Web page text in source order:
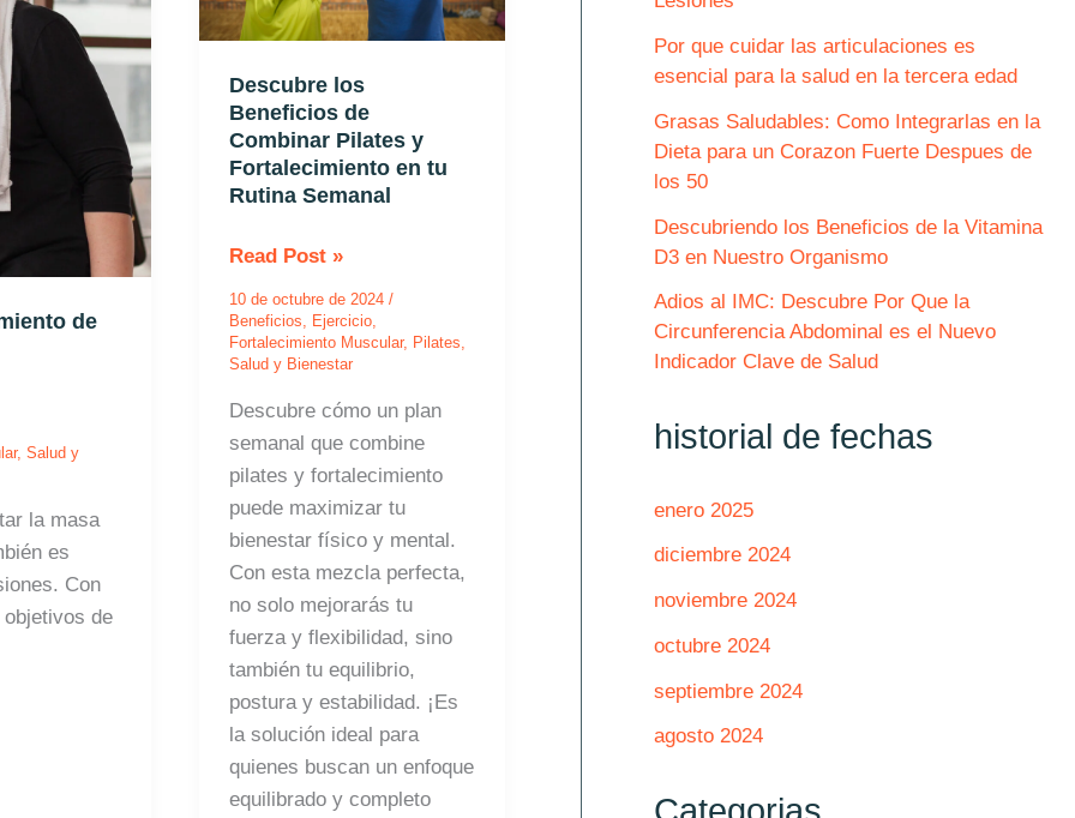
de
, Salud y
la masa
es
Con
de
Descubre los
Beneficios de
Combinar Pilates y
Fortalecimiento en tu
Rutina Semanal
Pilates
y
Fortalecimiento
en
tu
Rutina
Semanal
Read Post »
10 de octubre de 2024/
Beneficios, Ejercicio,
Fortalecimiento Muscular, Pilates,
Salud y Bienestar
Descubre cómo un plan
semanal que combine
pilates y fortalecimiento
puede maximizar tu
bienestar físico y mental.
Con esta mezcla perfecta,
no solo mejorarás tu
fuerza y flexibilidad, sino
también tu equilibrio,
postura y estabilidad. ¡Es
la solución ideal para
quienes buscan un enfoque
equilibrado y completo
Por que cuidar las articulaciones es
esencial para la salud en la tercera edad
Grasas Saludables: Como Integrarlas en la
Dieta para un Corazon Fuerte Despues de
los 50
Descubriendo los Beneficios de la Vitamina
D3 en Nuestro Organismo
Adios al IMC: Descubre Por Que la
Circunferencia Abdominal es el Nuevo
Indicador Clave de Salud
historial de fechas
enero 2025
diciembre 2024
noviembre 2024
octubre 2024
septiembre 2024
agosto 2024